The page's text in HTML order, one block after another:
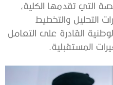
التي تقدمها الكلية،
التحليل والتخطيط
القادرة على التعامل
المستقبلية.